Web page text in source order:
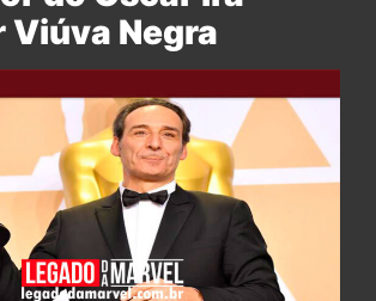
Viúva Negra